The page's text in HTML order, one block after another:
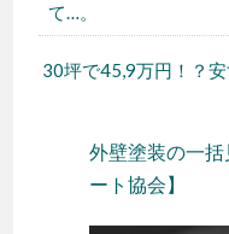
て…。
30坪で45,9万円！？
外壁塗装の一
ート協会】